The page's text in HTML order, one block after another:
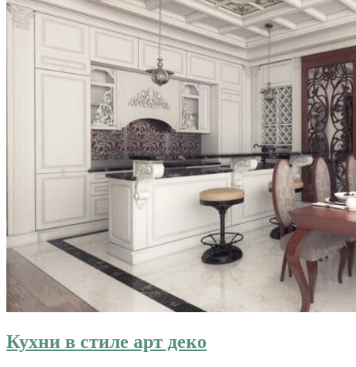
Кухни в стиле арт деко